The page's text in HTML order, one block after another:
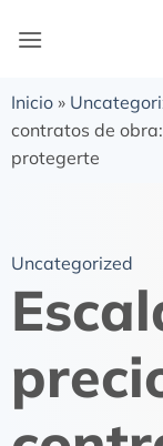
Inicio »
contratos de
protegerte
Uncategorized